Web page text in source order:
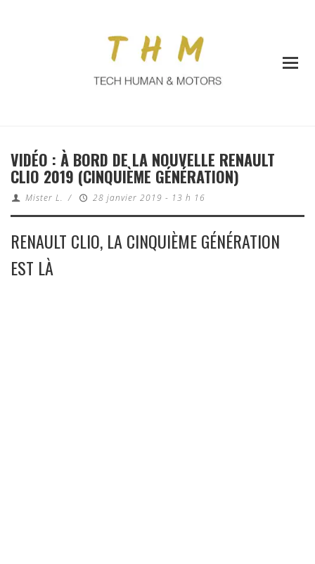
VIDÉO : À BORD DE LA NOUVELLE RENAULT
CLIO 2019 (CINQUIÈME GÉNÉRATION)
Mister L. / 28 janvier 2019 - 13 h 16
RENAULT CLIO, LA CINQUIÈME GÉNÉRATION
EST LÀ